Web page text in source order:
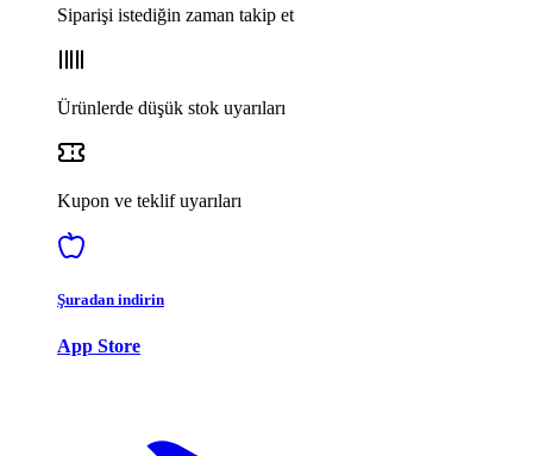
Siparişi istediğin zaman takip et
Ürünlerde düşük stok uyarıları
Kupon ve teklif uyarıları
Şuradan indirin
App Store